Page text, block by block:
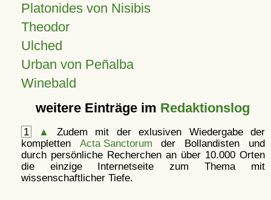
Platonides von Nisibis
Theodor
Ulched
Urban von Peñalba
Winebald
weitere Einträge im Redaktionslog
1 ▲
Zudem mit der exlusiven Wiedergabe der
kompletten Acta Sanctorum der Bollandisten und
durch persönliche Recherchen an über 10.000 Orten
die einzige Internetseite zum Thema mit
wissenschaftlicher Tiefe.